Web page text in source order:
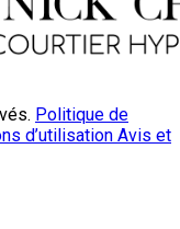
Politique de
d’utilisation Avis et